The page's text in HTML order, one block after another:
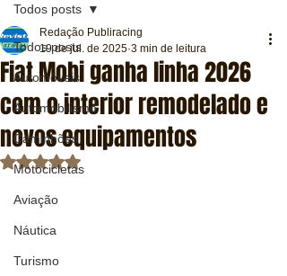
Todos posts
Automóveis
Automobilismo
Caminhões
Motocicletas
Aviação
Náutica
Turismo
Todos posts
Fiat Mobi ganha linha 2026
com o interior remodelado e
novos equipamentos
Redação Publiracing
19 de jul. de 2025 3 min de leitura
Avaliado com NaN de 5 estrelas.